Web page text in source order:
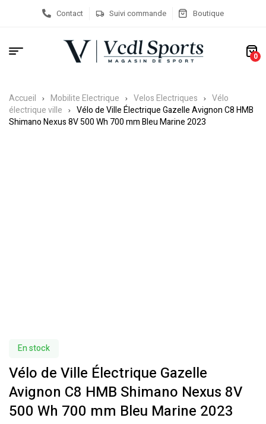
Contact Suivi commande Boutique
0
Accueil Mobilite Electrique Velos Electriques
Vélo
électrique ville
Vélo de Ville Électrique Gazelle Avignon C8 HMB
Shimano Nexus 8V 500 Wh 700 mm Bleu Marine 2023
En stock
Vélo de Ville Électrique Gazelle
Avignon C8 HMB Shimano Nexus 8V
500 Wh 700 mm Bleu Marine 2023